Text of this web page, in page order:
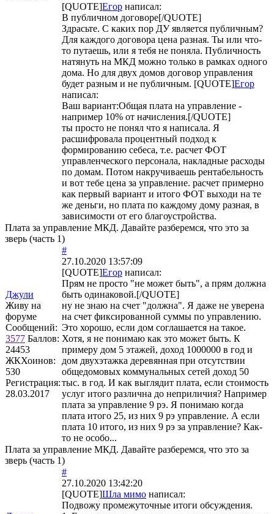
[QUOTE]Егор написал:
В публичном договоре[/QUOTE]
Здрасьте. С каких пор ДУ является публичным?
Для каждого договора цена разная. Ты или что-
то путаешь, или я тебя не поняла. Публичность
натянуть на МКД можно только в рамках одного
дома. Но для двух домов договор управления
будет разным и не публичным. [QUOTE]Егор
написал:
Ваш вариант:Общая плата на управление -
например 10% от начисления.[/QUOTE]
ты просто не понял что я написала. Я
расшифровала процентный подход к
формированию себеса, т.е. расчет ФОТ
управленческого персонала, накладные расходы
по домам. Потом накручиваешь рентабельность
и вот тебе цена за управление. расчет примерно
как первый вариант и итого ФОТ выходи на те
же деньги, но плата по каждому дому разная, в
зависимости от его благоустройства.
Плата за управление МКД. Давайте разберемся, что это за
зверь (часть 1)
Джули
Живу на
форуме
Сообщений:
3577 Баллов:
24453
ЖКХоинов:
530
Регистрация:
28.03.2017
#
27.10.2020 13:57:09
[QUOTE]Егор написал:
Прям не просто "не может быть", а прям должна
быть одинаковой.[/QUOTE]
ну не знаю на счет "должна". Я даже не уверена
на счет фиксированной суммы по управлению.
Это хорошо, если дом соглашается на такое.
Хотя, я не понимаю как это может быть. К
примеру дом 5 этажей, доход 1000000 в год и
дом двухэтажка деревянная при отсутствии
общедомовых коммунальных сетей доход 50
тыс. в год. И как выглядит плата, если стоимость
услуг итого различна до неприличия? Например
плата за управление 9 рэ. Я понимаю когда
плата итого 25, из них 9 рэ управление. А если
плата 10 итого, из них 9 рэ за управление? Как-
то не особо...
Плата за управление МКД. Давайте разберемся, что это за
зверь (часть 1)
#
27.10.2020 13:42:20
[QUOTE]Шла мимо написал:
Подвожу промежуточные итоги обсуждения.